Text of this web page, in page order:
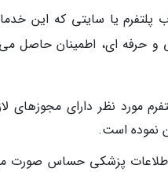
پلتفرم یا سایتی که این
و حرفه ای، اطمینان حاصل
مورد نظر دارای
نموده است.
اطلاعات پزشکی حساس صورت